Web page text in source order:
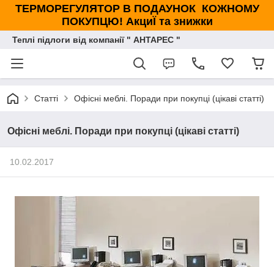
ТЕРМОРЕГУЛЯТОР В ПОДАУНОК КОЖНОМУ
ПОКУПЦЮ! АкциЇ та знижки
Теплі підлоги від компанії " АНТАРЕС "
Статті Офісні меблі. Поради при покупці (цікаві статті)
Офісні меблі. Поради при покупці (цікаві статті)
10.02.2017